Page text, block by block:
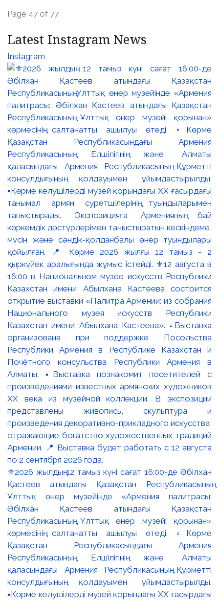
Page 47 of 77
Latest Instagram News
Instagram
⚜️2026 жылдың 12 тамыз күні сағат 16:00-де Әбілхан
Қастеев атындағы Қазақстан Республикасының
Ұлттық өнер музейінде «Армения палитрасы:
Әбілхан Қастеев атындағы Қазақстан
Республикасының Ұлттық өнер музейі қорынан»
көрмесінің салтанатты ашылуы өтеді. ▫️Көрме
Қазақстан Республикасындағы Армения
Республикасының Елшілігінің және Алматы
қаласындағы Армения Республикасының Құрметті
консулдығының қолдауымен ұйымдастырылды.
▪️Көрме келушілерді музей қорындағы ХХ ғасырдағы